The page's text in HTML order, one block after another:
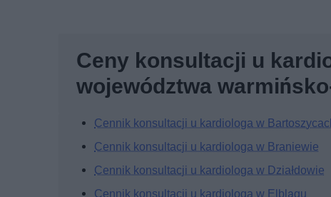
Ceny konsultacji u
województwa
Cennik konsultacji u kardiologa w
Cennik konsultacji u kardiologa w Braniewie
Cennik konsultacji u kardiologa w Działdowie
Cennik konsultacji u kardiologa w Elblągu